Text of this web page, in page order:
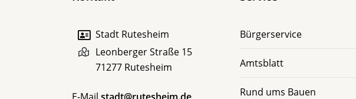
Stadt Rutesheim
Leonberger Straße 15
71277 Rutesheim
Bürgerservice
Amtsblatt
Rund ums Bauen